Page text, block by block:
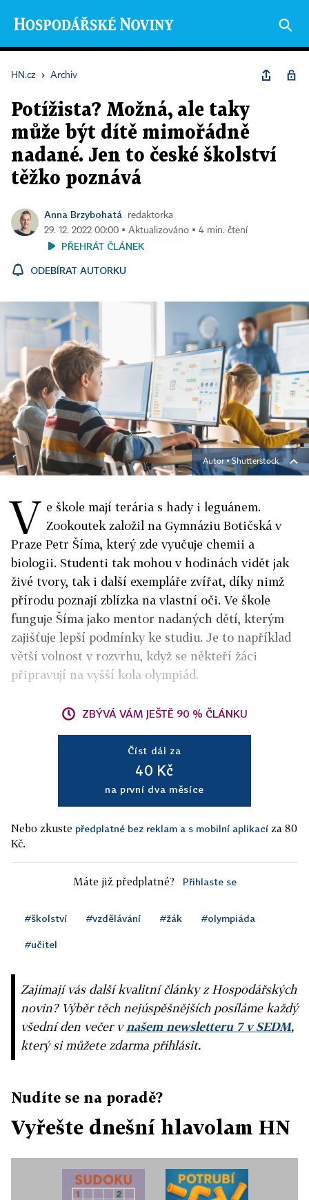
HN.cz › Archiv
Potížista? Možná, ale taky
může být dítě mimořádně
nadané. Jen to české školství
těžko poznává
Anna Brzybohatá
redaktorka
29. 12. 2022 00:00 ▪ Aktualizováno ▪ 4 min. čtení
PŘEHRÁT ČLÁNEK
ODEBÍRAT AUTORKU
Autor ▪Shutterstock
V e škole mají terária s hady i leguánem.
Zookoutek založil na Gymnáziu Botičská v
Praze Petr Šíma, který zde vyučuje chemii a
biologii. Studenti tak mohou v hodinách vidět jak
živé tvory, tak i další exempláře zvířat, díky nimž
přírodu poznají zblízka na vlastní oči. Ve škole
funguje Šíma jako mentor nadaných dětí, kterým
zajišťuje lepší podmínky ke studiu. Je to například
větší volnost v rozvrhu, když se někteří žáci
připravují na vyšší kola olympiád.
ZBÝVÁ VÁM JEŠTĚ 90 % ČLÁNKU
Číst dál za
40 Kč
na první dva měsíce
Nebo zkuste předplatné bez reklam a s mobilní aplikací za 80
Kč.
Máte již předplatné? Přihlaste se
#školství #vzdělávání #žák #olympiáda
#učitel
Zajímají vás další kvalitní články z Hospodářských
novin? Výběr těch nejúspěšnějších posíláme každý
všední den večer vnašem newsletteru 7 v SEDM,
který si můžete zdarma přihlásit.
Nudíte se na poradě?
Vyřešte dnešní hlavolam HN